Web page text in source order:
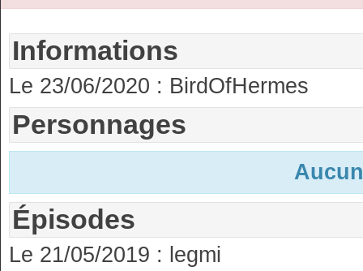
Informations
Le 23/06/2020 : BirdOfHermes
Personnages
Épisodes
Le 21/05/2019 : legmi